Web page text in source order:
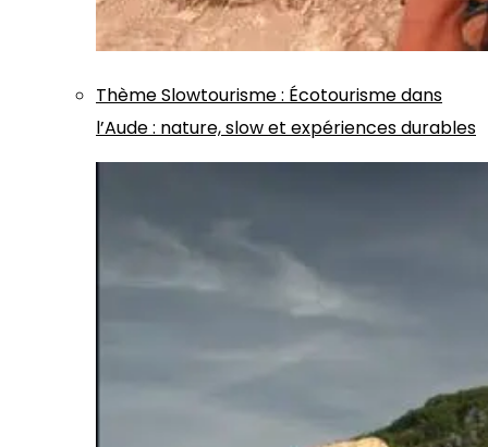
ThèmeSlowtourisme: Écotourisme dans
l’Aude : nature, slow et expériences durables